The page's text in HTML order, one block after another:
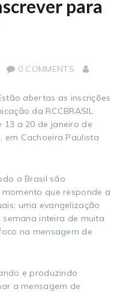
para
0 COMMENTS
abertas as inscrições
da RCCBRASIL
13 a 20 de janeiro de
em Cachoeira Paulista
o Brasil são
que responde a
uma evangelização
inteira de muita
na mensagem de
e produzindo
a mensagem de